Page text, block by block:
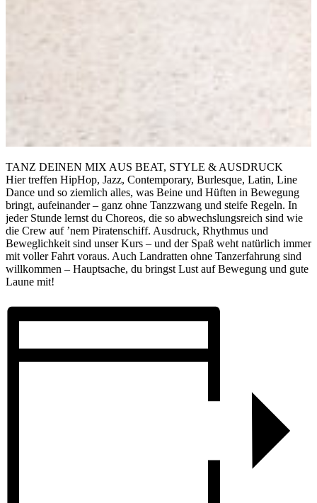
TANZ DEINEN MIX AUS BEAT, STYLE & AUSDRUCK
Hier treffen HipHop, Jazz, Contemporary, Burlesque, Latin, Line
Dance und so ziemlich alles, was Beine und Hüften in Bewegung
bringt, aufeinander – ganz ohne Tanzzwang und steife Regeln. In
jeder Stunde lernst du Choreos, die so abwechslungsreich sind wie
die Crew auf ’nem Piratenschiff. Ausdruck, Rhythmus und
Beweglichkeit sind unser Kurs – und der Spaß weht natürlich immer
mit voller Fahrt voraus. Auch Landratten ohne Tanzerfahrung sind
willkommen – Hauptsache, du bringst Lust auf Bewegung und gute
Laune mit!